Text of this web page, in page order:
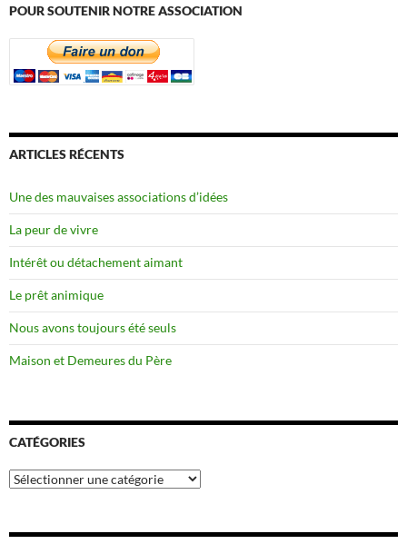
POUR SOUTENIR NOTRE ASSOCIATION
ARTICLES RÉCENTS
Une des mauvaises associations d’idées
La peur de vivre
Intérêt ou détachement aimant
Le prêt animique
Nous avons toujours été seuls
Maison et Demeures du Père
CATÉGORIES
Catégories